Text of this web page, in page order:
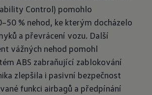
Control) pomohlo
% nehod, ke kterým docházelo
a převrácení vozu. Další
vážných nehod pomohl
ABS zabraňující zablokování
zlepšila i pasivní bezpečnost
funkci airbagů a předpínání